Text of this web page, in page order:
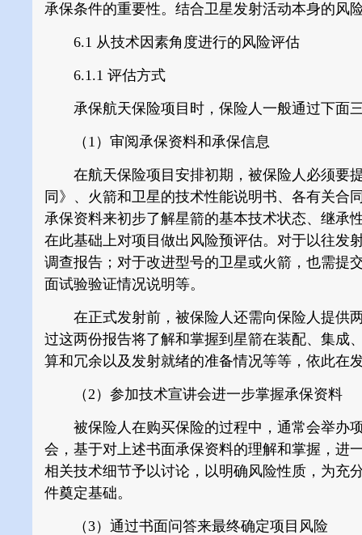
承保条件的重要性。结合卫星发射活动本身的风
6.1 从技术因素角度进行的风险评估
6.1.1 评估方式
承保航天保险项目时，保险人一般通过下面
（1）审阅承保资料和承保信息
在航天保险项目安排初期，被保险人必须要
同》、火箭和卫星的技术性能说明书、各有关合
承保资料来初步了解星箭的基本技术状态、继承
在此基础上对项目做出风险预评估。对于以往发
调查报告；对于改进型号的卫星或火箭，也需提
面试验验证情况说明等。
在正式发射前，被保险人还需向保险人提供
过这两份报告将了解和掌握到星箭在装配、集成
算和冗余以及发射就绪的准备情况等等，依此在
（2）参加技术宣讲会进一步掌握承保资料
被保险人在购买保险的过程中，通常会举办
会，基于对上述书面承保资料的理解和掌握，进
相关技术细节予以讨论，以明确风险性质，为充
件奠定基础。
（3）通过书面问答来最终确定项目风险